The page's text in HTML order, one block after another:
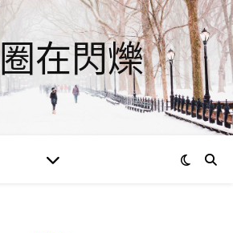
在閃爍